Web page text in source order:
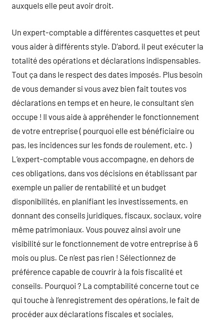
auxquels elle peut avoir droit.
Un expert-comptable a différentes casquettes et peut
vous aider à différents style. D’abord, il peut exécuter la
totalité des opérations et déclarations indispensables.
Tout ça dans le respect des dates imposés. Plus besoin
de vous demander si vous avez bien fait toutes vos
déclarations en temps et en heure, le consultant s’en
occupe ! Il vous aide à appréhender le fonctionnement
de votre entreprise ( pourquoi elle est bénéficiaire ou
pas, les incidences sur les fonds de roulement, etc. )
L’expert-comptable vous accompagne, en dehors de
ces obligations, dans vos décisions en établissant par
exemple un palier de rentabilité et un budget
disponibilités, en planifiant les investissements, en
donnant des conseils juridiques, fiscaux, sociaux, voire
même patrimoniaux. Vous pouvez ainsi avoir une
visibilité sur le fonctionnement de votre entreprise à 6
mois ou plus. Ce n’est pas rien ! Sélectionnez de
préférence capable de couvrir à la fois fiscalité et
conseils. Pourquoi ? La comptabilité concerne tout ce
qui touche à l’enregistrement des opérations, le fait de
procéder aux déclarations fiscales et sociales,